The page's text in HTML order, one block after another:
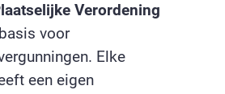
Verordening
voor
Elke
een eigen